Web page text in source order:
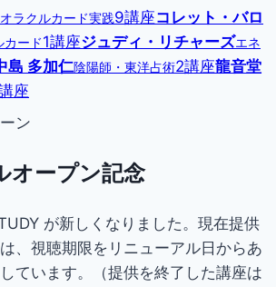
オラクルカード実践9講座コレット・バロ
カード1講座ジュディ・リチャーズエネ
島 多加仁陰陽師・東洋占術2講座龍音堂
座
ン
オープン記念
が新しくなりました。現在提供
、視聴期限をリニューアル日からあ
ています。（提供を終了した講座は